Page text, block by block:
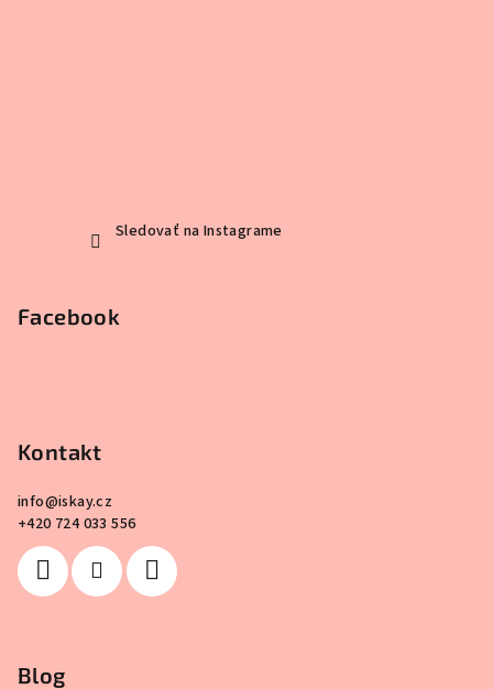
Sledovať na Instagrame
Facebook
Kontakt
info@iskay.cz
+420 724 033 556
Blog